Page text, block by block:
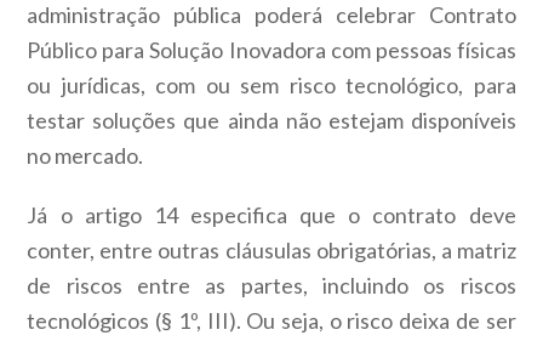
administração pública poderá celebrar Contrato
Público para Solução Inovadora com pessoas físicas
ou jurídicas, com ou sem risco tecnológico, para
testar soluções que ainda não estejam disponíveis
no mercado.
Já o artigo 14 especifica que o contrato deve
conter, entre outras cláusulas obrigatórias, a matriz
de riscos entre as partes, incluindo os riscos
tecnológicos (§ 1º, III). Ou seja, o risco deixa de ser